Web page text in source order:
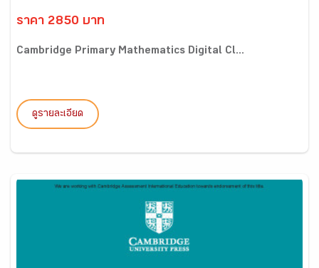
ราคา 2850 บาท
Cambridge Primary Mathematics Digital Cl...
ดูรายละเอียด